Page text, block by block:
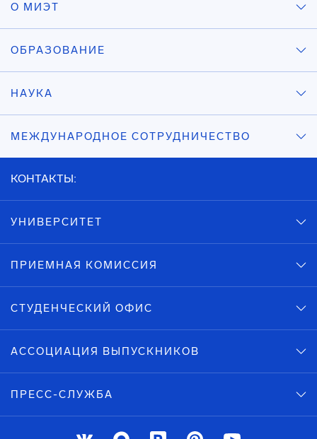
О МИЭТ
ОБРАЗОВАНИЕ
НАУКА
МЕЖДУНАРОДНОЕ СОТРУДНИЧЕСТВО
КОНТАКТЫ:
УНИВЕРСИТЕТ
ПРИЕМНАЯ КОМИССИЯ
СТУДЕНЧЕСКИЙ ОФИС
АССОЦИАЦИЯ ВЫПУСКНИКОВ
ПРЕСС-СЛУЖБА